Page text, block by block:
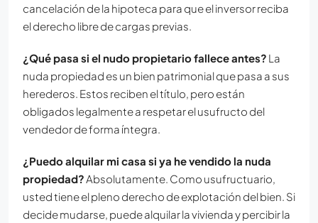
cancelación de la hipoteca para que el inversor reciba
el derecho libre de cargas previas.
¿Qué pasa si el nudo propietario fallece antes? La
nuda propiedad es un bien patrimonial que pasa a sus
herederos. Estos reciben el título, pero están
obligados legalmente a respetar el usufructo del
vendedor de forma íntegra.
¿Puedo alquilar mi casa si ya he vendido la nuda
propiedad?Absolutamente. Como usufructuario,
usted tiene el pleno derecho de explotación del bien. Si
decide mudarse, puede alquilar la vivienda y percibir la